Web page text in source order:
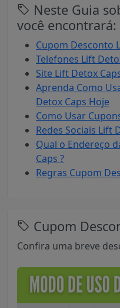
Neste Guia
você encontrará:
Cupom Desconto
Telefones Lift
Site Lift Detox
Aprenda Como
Detox Caps Hoje
Como Usar
Redes Sociais Lift
Qual o Endereço
Caps ?
Regras Cupom
Cupom
Confira uma breve